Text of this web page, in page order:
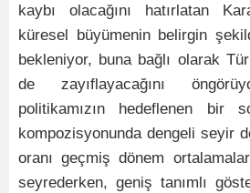
kaybı olacağını hatırlatan
küresel büyümenin belirgin
bekleniyor, buna bağlı olarak
de zayıflayacağını
politikamızın hedeflenen bir
kompozisyonunda dengeli seyir
oranı geçmiş dönem
seyrederken, geniş tanımlı